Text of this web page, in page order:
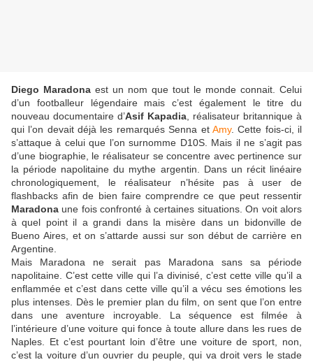
Diego Maradona est un nom que tout le monde connait. Celui
d’un footballeur légendaire mais c’est également le titre du
nouveau documentaire d’Asif Kapadia , réalisateur britannique à
qui l’on devait déjà les remarqués Senna et Amy. Cette fois-ci, il
s’attaque à celui que l’on surnomme D10S. Mais il ne s’agit pas
d’une biographie, le réalisateur se concentre avec pertinence sur
la période napolitaine du mythe argentin. Dans un récit linéaire
chronologiquement, le réalisateur n’hésite pas à user de
flashbacks afin de bien faire comprendre ce que peut ressentir
Maradona une fois confronté à certaines situations. On voit alors
à quel point il a grandi dans la misère dans un bidonville de
Bueno Aires, et on s’attarde aussi sur son début de carrière en
Argentine.
Mais Maradona ne serait pas Maradona sans sa période
napolitaine. C’est cette ville qui l’a divinisé, c’est cette ville qu’il a
enflammée et c’est dans cette ville qu’il a vécu ses émotions les
plus intenses. Dès le premier plan du film, on sent que l’on entre
dans une aventure incroyable. La séquence est filmée à
l’intérieure d’une voiture qui fonce à toute allure dans les rues de
Naples. Et c’est pourtant loin d’être une voiture de sport, non,
c’est la voiture d’un ouvrier du peuple, qui va droit vers le stade